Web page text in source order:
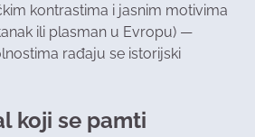
kontrastima i jasnim motivima
ili plasman u Evropu) —
rađaju se istorijski
koji se pamti